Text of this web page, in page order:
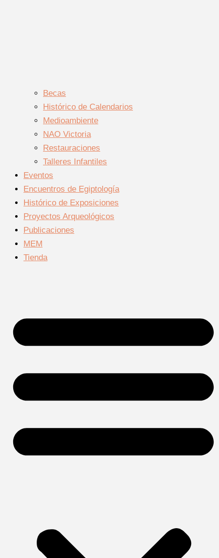
Becas
Histórico de Calendarios
Medioambiente
NAO Victoria
Restauraciones
Talleres Infantiles
Eventos
Encuentros de Egiptología
Histórico de Exposiciones
Proyectos Arqueológicos
Publicaciones
MEM
Tienda